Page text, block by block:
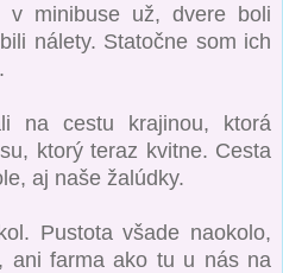
minibuse už, dvere boli
nálety. Statočne som ich
na cestu krajinou, ktorá
ktorý teraz kvitne. Cesta
aj naše žalúdky.
Pustota všade naokolo,
ani farma ako tu u nás na